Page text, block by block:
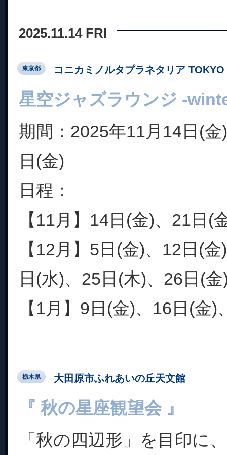
2025.11.14 FRI
東京都 コニカミノルタプラネタリア TOKYO
星空ジャズラウンジ -
期間：2025年11月14日(
日(金)
日程：
【11月】14日(金)、21日(
【12月】5日(金)、12日(
日(水)、25日(木)、26日(金
【1月】9日(金)、16日(金)
栃木県 大田原市ふれあいの丘天文館
『 秋の星座観望会 』
「秋の四辺形」を目印に